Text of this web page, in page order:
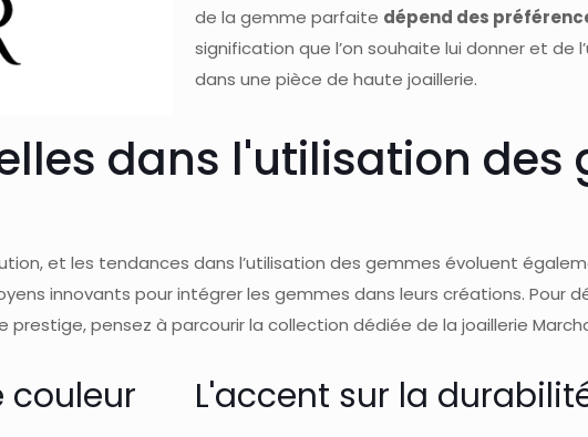
de la gemme parfaite dépend des
signification que l’on souhaite lui donner et de
dans une pièce de haute joaillerie.
dans l'utilisation des
et les tendances dans l’utilisation des gemmes évoluent
innovants pour intégrer les gemmes dans leurs créations. Pour
pensez à parcourir la collection dédiée de la joaillerie
couleur L'accent sur la